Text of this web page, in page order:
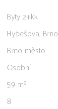
Byty 2+kk
Hybešova, Brno
Brno-město
Osobní
59 m²
8